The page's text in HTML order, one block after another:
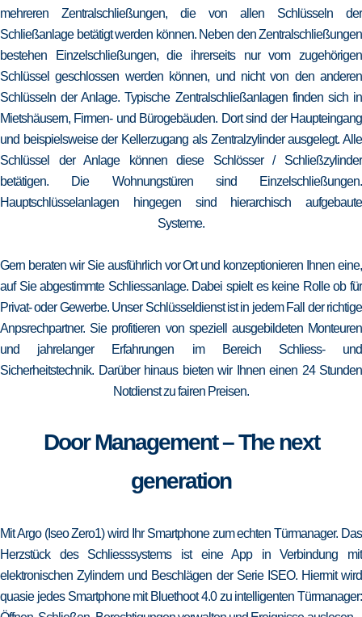
mehreren Zentralschließungen, die von allen Schlüsseln der
Schließanlage betätigt werden können. Neben den Zentralschließungen
bestehen Einzelschließungen, die ihrerseits nur vom zugehörigen
Schlüssel geschlossen werden können, und nicht von den anderen
Schlüsseln der Anlage. Typische Zentralschließanlagen finden sich in
Mietshäusern, Firmen- und Bürogebäuden. Dort sind der Haupteingang
und beispielsweise der Kellerzugang als Zentralzylinder ausgelegt. Alle
Schlüssel der Anlage können diese Schlösser / Schließzylinder
betätigen. Die Wohnungstüren sind Einzelschließungen.
Hauptschlüsselanlagen hingegen sind hierarchisch aufgebaute
Systeme.
Gern beraten wir Sie ausführlich vor Ort und konzeptionieren Ihnen eine,
auf Sie abgestimmte Schliessanlage. Dabei spielt es keine Rolle ob für
Privat- oder Gewerbe. Unser Schlüsseldienst ist in jedem Fall der richtige
Anpsrechpartner. Sie profitieren von speziell ausgebildeten Monteuren
und jahrelanger Erfahrungen im Bereich Schliess- und
Sicherheitstechnik. Darüber hinaus bieten wir Ihnen einen 24 Stunden
Notdienst zu fairen Preisen.
Door Management – The next
generation
Mit Argo (Iseo Zero1) wird Ihr Smartphone zum echten Türmanager. Das
Herzstück des Schliesssystems ist eine App in Verbindung mit
elektronischen Zylindern und Beschlägen der Serie ISEO. Hiermit wird
quasie jedes Smartphone mit Bluethoot 4.0 zu intelligenten Türmanager: